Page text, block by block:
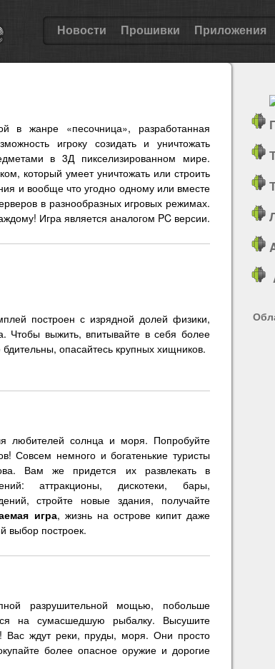
Новости Прошивки Приложения
в жанре «песочница», разработанная
игроку созидать и уничтожать
в 3Д пикселизированном мире.
который умеет уничтожать или строить
и вообще что угодно одному или вместе
в разнообразных игровых режимах.
Игра является аналогом PC версии.
построен с изрядной долей физики,
Чтобы выжить, впитывайте в себя более
опасайтесь крупных хищников.
любителей солнца и моря. Попробуйте
Совсем немного и богатенькие туристы
Вам же придется их развлекать в
аттракционы, дискотеки, бары,
стройте новые здания, получайте
игра, жизнь на острове кипит даже
выбор построек.
разрушительной мощью, побольше
на сумасшедшую рыбалку. Высушите
! Вас ждут реки, пруды, моря. Они просто
более опасное оружие и дорогие